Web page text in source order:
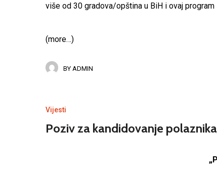
više od 30 gradova/opština u BiH i ovaj
(more…)
BY ADMIN
Vijesti
Poziv za kandidovanje
„